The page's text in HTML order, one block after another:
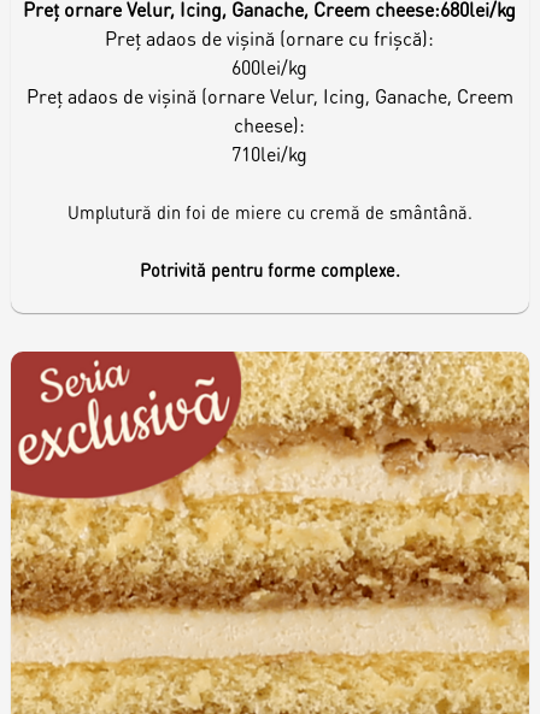
Preț ornare Velur, Icing, Ganache, Creem cheese:680lei/kg
Preț adaos de vișină (ornare cu frișcă):
600lei/kg
Preț adaos de vișină (ornare Velur, Icing, Ganache, Creem
cheese):
710lei/kg
Umplutură din foi de miere cu cremă de smântână.
Potrivită pentru forme complexe.